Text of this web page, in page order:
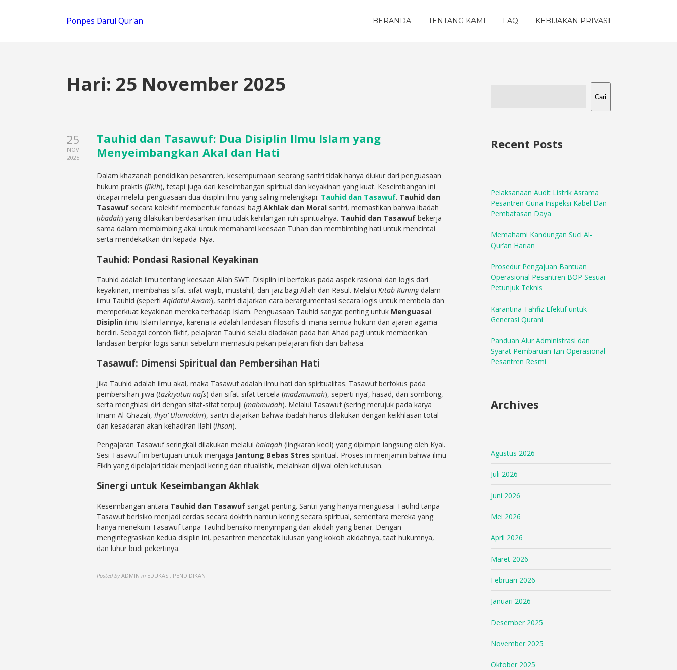
Ponpes Darul Qur'an BERANDA TENTANG KAMI FAQ KEBIJAKAN PRIVASI
Hari: 25 November 2025
25
NOV
2025
Tauhid dan Tasawuf: Dua Disiplin Ilmu Islam yang
Menyeimbangkan Akal dan Hati
Dalam khazanah pendidikan pesantren, kesempurnaan seorang santri tidak hanya diukur dari penguasaan
hukum praktis (fikih), tetapi juga dari keseimbangan spiritual dan keyakinan yang kuat. Keseimbangan ini
dicapai melalui penguasaan dua disiplin ilmu yang saling melengkapi: Tauhid dan Tasawuf. Tauhid dan
Tasawuf secara kolektif membentuk fondasi bagi Akhlak dan Moral santri, memastikan bahwa ibadah
(ibadah) yang dilakukan berdasarkan ilmu tidak kehilangan ruh spiritualnya. Tauhid dan Tasawuf bekerja
sama dalam membimbing akal untuk memahami keesaan Tuhan dan membimbing hati untuk mencintai
serta mendekatkan diri kepada-Nya.
Tauhid: Pondasi Rasional Keyakinan
Tauhid adalah ilmu tentang keesaan Allah SWT. Disiplin ini berfokus pada aspek rasional dan logis dari
keyakinan, membahas sifat-sifat wajib, mustahil, dan jaiz bagi Allah dan Rasul. Melalui Kitab Kuningdalam
ilmu Tauhid (sepertiAqidatul Awam), santri diajarkan cara berargumentasi secara logis untuk membela dan
memperkuat keyakinan mereka terhadap Islam. Penguasaan Tauhid sangat penting untuk Menguasai
Disiplin ilmu Islam lainnya, karena ia adalah landasan filosofis di mana semua hukum dan ajaran agama
berdiri. Sebagai contoh fiktif, pelajaran Tauhid selalu diadakan pada hari Ahad pagi untuk memberikan
landasan berpikir logis santri sebelum memasuki pekan pelajaran fikih dan bahasa.
Tasawuf: Dimensi Spiritual dan Pembersihan Hati
Jika Tauhid adalah ilmu akal, maka Tasawuf adalah ilmu hati dan spiritualitas. Tasawuf berfokus pada
pembersihan jiwa (tazkiyatun nafs) dari sifat-sifat tercela (madzmumah), seperti riya’, hasad, dan sombong,
serta menghiasi diri dengan sifat-sifat terpuji (mahmudah). Melalui Tasawuf (sering merujuk pada karya
Imam Al-Ghazali, Ihya’ Ulumiddin), santri diajarkan bahwa ibadah harus dilakukan dengan keikhlasan total
dan kesadaran akan kehadiran Ilahi (ihsan).
Pengajaran Tasawuf seringkali dilakukan melalui halaqah (lingkaran kecil) yang dipimpin langsung oleh Kyai.
Sesi Tasawuf ini bertujuan untuk menjaga Jantung Bebas Stres spiritual. Proses ini menjamin bahwa ilmu
Fikih yang dipelajari tidak menjadi kering dan ritualistik, melainkan dijiwai oleh ketulusan.
Sinergi untuk Keseimbangan Akhlak
Keseimbangan antara Tauhid dan Tasawuf sangat penting. Santri yang hanya menguasai Tauhid tanpa
Tasawuf berisiko menjadi cerdas secara doktrin namun kering secara spiritual, sementara mereka yang
hanya menekuni Tasawuf tanpa Tauhid berisiko menyimpang dari akidah yang benar. Dengan
mengintegrasikan kedua disiplin ini, pesantren mencetak lulusan yang kokoh akidahnya, taat hukumnya,
dan luhur budi pekertinya.
Posted by ADMIN in EDUKASI, PENDIDIKAN
Cari
Recent Posts
Pelaksanaan Audit Listrik Asrama
Pesantren Guna Inspeksi Kabel Dan
Pembatasan Daya
Memahami Kandungan Suci Al-
Qur’an Harian
Prosedur Pengajuan Bantuan
Operasional Pesantren BOP Sesuai
Petunjuk Teknis
Karantina Tahfiz Efektif untuk
Generasi Qurani
Panduan Alur Administrasi dan
Syarat Pembaruan Izin Operasional
Pesantren Resmi
Archives
Agustus 2026
Juli 2026
Juni 2026
Mei 2026
April 2026
Maret 2026
Februari 2026
Januari 2026
Desember 2025
November 2025
Oktober 2025